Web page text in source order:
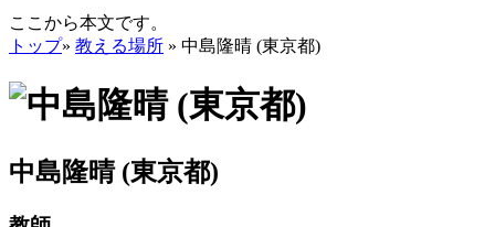
ここから本文です。
トップ» 教える場所 » 中島隆晴 (東京都)
中島隆晴 (東京都)